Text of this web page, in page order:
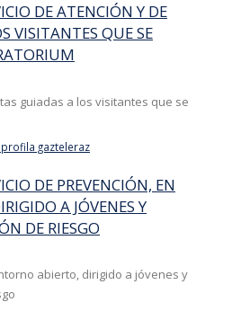
DE ATENCIÓN Y DE
VISITANTES QUE SE
guiadas a los visitantes que se
gazteleraz
DE PREVENCIÓN, EN
A JÓVENES Y
DE RIESGO
abierto, dirigido a jóvenes y